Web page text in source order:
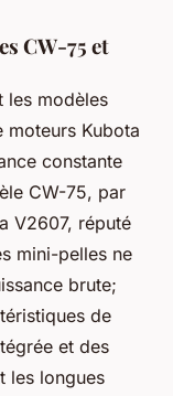
CW-75 et
les modèles
moteurs Kubota
constante
CW-75, par
V2607, réputé
mini-pelles ne
brute;
de
et des
les longues